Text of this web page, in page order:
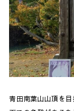
青田南葉山山頂を